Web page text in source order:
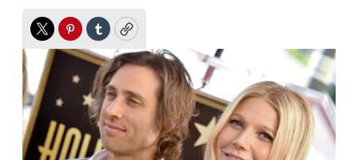
TwitterPinterest
TumblrCopy